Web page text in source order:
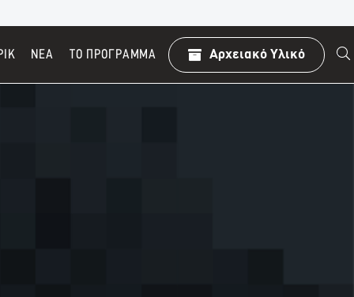
ΝΕΑ TO ΠΡΌΓΡΑΜΜΑ Αρχειακό Υλικό